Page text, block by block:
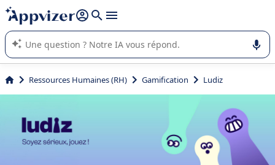
répondre (plusieurs lignes avec
L'IA de Appvizer vous guide dans l'utilisation ou la sélection de
logiciel SaaS en entreprise.
Ressources Humaines (RH) Gamification Ludiz